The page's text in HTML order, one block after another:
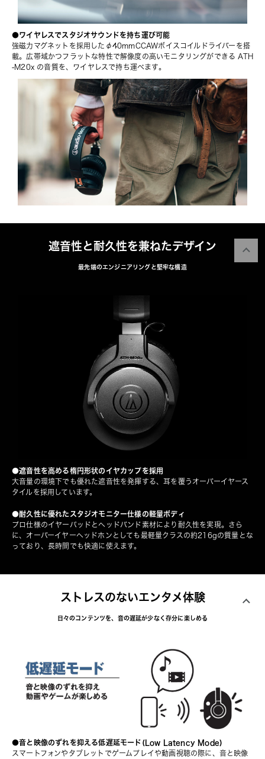
●ワイヤレスでスタジオサウンドを持ち運び可能
強磁力マグネットを採用したφ40mmCCAWボイスコイルドライバーを搭
載。広帯域かつフラットな特性で解像度の高いモニタリングができる ATH
-M20x の音質を、ワイヤレスで持ち運べます。
遮音性と耐久性を兼ねたデザイン
最先端のエンジニアリングと堅牢な構造
●遮音性を高める楕円形状のイヤカップを採用
大音量の環境下でも優れた遮音性を発揮する、耳を覆うオーバーイヤース
タイルを採用しています。
●耐久性に優れたスタジオモニター仕様の軽量ボディ
プロ仕様のイヤーパッドとヘッドバンド素材により耐久性を実現。さら
に、オーバーイヤーヘッドホンとしても最軽量クラスの約216gの質量とな
っており、長時間でも快適に使えます。
ストレスのないエンタメ体験
日々のコンテンツを、音の遅延が少なく存分に楽しめる
●音と映像のずれを抑える低遅延モード(Low Latency Mode)
スマートフォンやタブレットでゲームプレイや動画視聴の際に、音と映像